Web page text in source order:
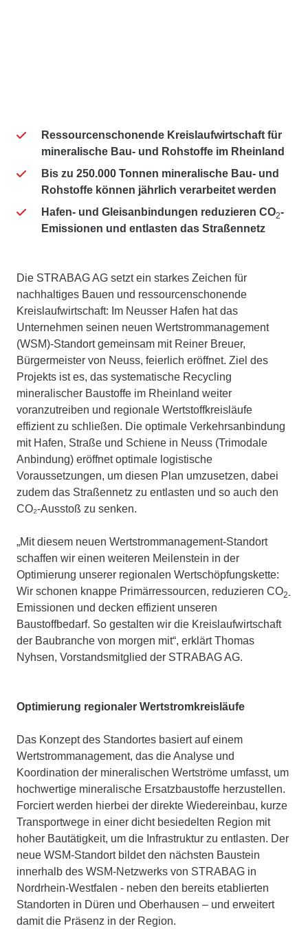
Ressourcenschonende Kreislaufwirtschaft für
mineralische Bau- und Rohstoffe im Rheinland
Bis zu 250.000 Tonnen mineralische Bau- und
Rohstoffe können jährlich verarbeitet werden
Hafen- und Gleisanbindungen reduzieren CO2-
Emissionen und entlasten das Straßennetz
Die STRABAG AG setzt ein starkes Zeichen für
nachhaltiges Bauen und ressourcenschonende
Kreislaufwirtschaft: Im Neusser Hafen hat das
Unternehmen seinen neuen Wertstrommanagement
(WSM)-Standort gemeinsam mit Reiner Breuer,
Bürgermeister von Neuss, feierlich eröffnet. Ziel des
Projekts ist es, das systematische Recycling
mineralischer Baustoffe im Rheinland weiter
voranzutreiben und regionale Wertstoffkreisläufe
effizient zu schließen. Die optimale Verkehrsanbindung
mit Hafen, Straße und Schiene in Neuss (Trimodale
Anbindung) eröffnet optimale logistische
Voraussetzungen, um diesen Plan umzusetzen, dabei
zudem das Straßennetz zu entlasten und so auch den
CO₂-Ausstoß zu senken.
„Mit diesem neuen Wertstrommanagement-Standort
schaffen wir einen weiteren Meilenstein in der
Optimierung unserer regionalen Wertschöpfungskette:
Wir schonen knappe Primärressourcen, reduzieren CO2-
Emissionen und decken effizient unseren
Baustoffbedarf. So gestalten wir die Kreislaufwirtschaft
der Baubranche von morgen mit“, erklärt Thomas
Nyhsen, Vorstandsmitglied der STRABAG AG.
Optimierung regionaler Wertstromkreisläufe
Das Konzept des Standortes basiert auf einem
Wertstrommanagement, das die Analyse und
Koordination der mineralischen Wertströme umfasst, um
hochwertige mineralische Ersatzbaustoffe herzustellen.
Forciert werden hierbei der direkte Wiedereinbau, kurze
Transportwege in einer dicht besiedelten Region mit
hoher Bautätigkeit, um die Infrastruktur zu entlasten. Der
neue WSM-Standort bildet den nächsten Baustein
innerhalb des WSM-Netzwerks von STRABAG in
Nordrhein-Westfalen - neben den bereits etablierten
Standorten in Düren und Oberhausen – und erweitert
damit die Präsenz in der Region.